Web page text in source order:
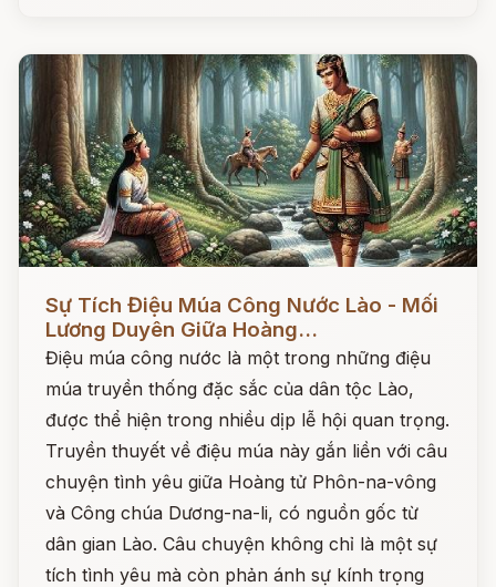
Sự Tích Điệu Múa Công Nước Lào - Mối
Lương Duyên Giữa Hoàng...
Điệu múa công nước là một trong những điệu
múa truyền thống đặc sắc của dân tộc Lào,
được thể hiện trong nhiều dịp lễ hội quan trọng.
Truyền thuyết về điệu múa này gắn liền với câu
chuyện tình yêu giữa Hoàng tử Phôn-na-vông
và Công chúa Dương-na-li, có nguồn gốc từ
dân gian Lào. Câu chuyện không chỉ là một sự
tích tình yêu mà còn phản ánh sự kính trọng